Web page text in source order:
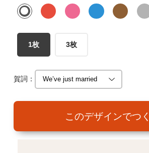
お問い合わせ
1枚 3枚
賀詞：